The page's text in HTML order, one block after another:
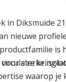
in Diksmuide
nieuwe
is
sterke
waarop